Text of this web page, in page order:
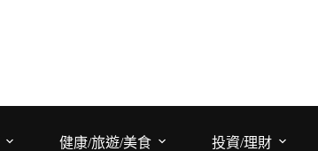
健康/旅遊/美食 投資/理財